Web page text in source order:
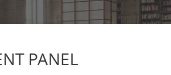
PANEL